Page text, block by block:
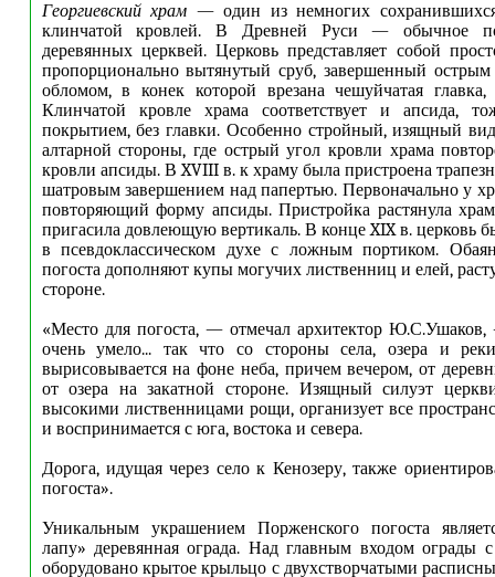
Георгиевский храм — один из немногих
клинчатой кровлей. В Древней Руси — обычное
деревянных церквей. Церковь представляет собой
пропорционально вытянутый сруб, завершенный
обломом, в конек которой врезана чешуйчатая
Клинчатой кровле храма соответствует и апсида,
покрытием, без главки. Особенно стройный, изящный
алтарной стороны, где острый угол кровли храма
кровли апсиды. В XVIII в. к храму была пристроена
шатровым завершением над папертью. Первоначально у
повторяющий форму апсиды. Пристройка растянула
пригасила довлеющую вертикаль. В конце XIX в. церковь
в псевдоклассическом духе с ложным портиком.
погоста дополняют купы могучих лиственниц и елей,
стороне.
«Место для погоста, — отмечал архитектор
очень умело... так что со стороны села, озера и
вырисовывается на фоне неба, причем вечером, от
от озера на закатной стороне. Изящный силуэт
высокими лиственницами рощи, организует все
и воспринимается с юга, востока и севера.
Дорога, идущая через село к Кенозеру, также
погоста».
Уникальным украшением Порженского погоста
лапу» деревянная ограда. Над главным входом ограды
оборудовано крытое крыльцо с двухстворчатыми